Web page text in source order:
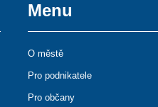
Menu
O městě
Pro podnikatele
Pro občany